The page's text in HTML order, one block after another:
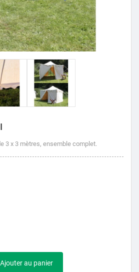
3 x 3 mètres, ensemble complet.
Ajouter au panier